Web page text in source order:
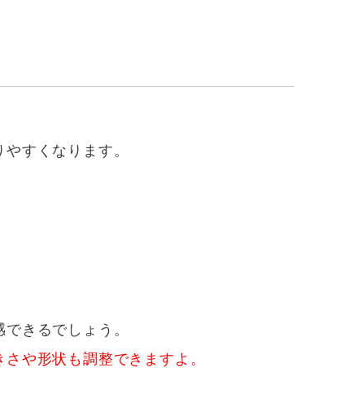
すくなります。
きるでしょう。
や形状も調整できますよ。